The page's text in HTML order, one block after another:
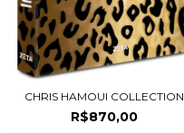
CHRIS HAMOUI COLLECTION
R$870,00